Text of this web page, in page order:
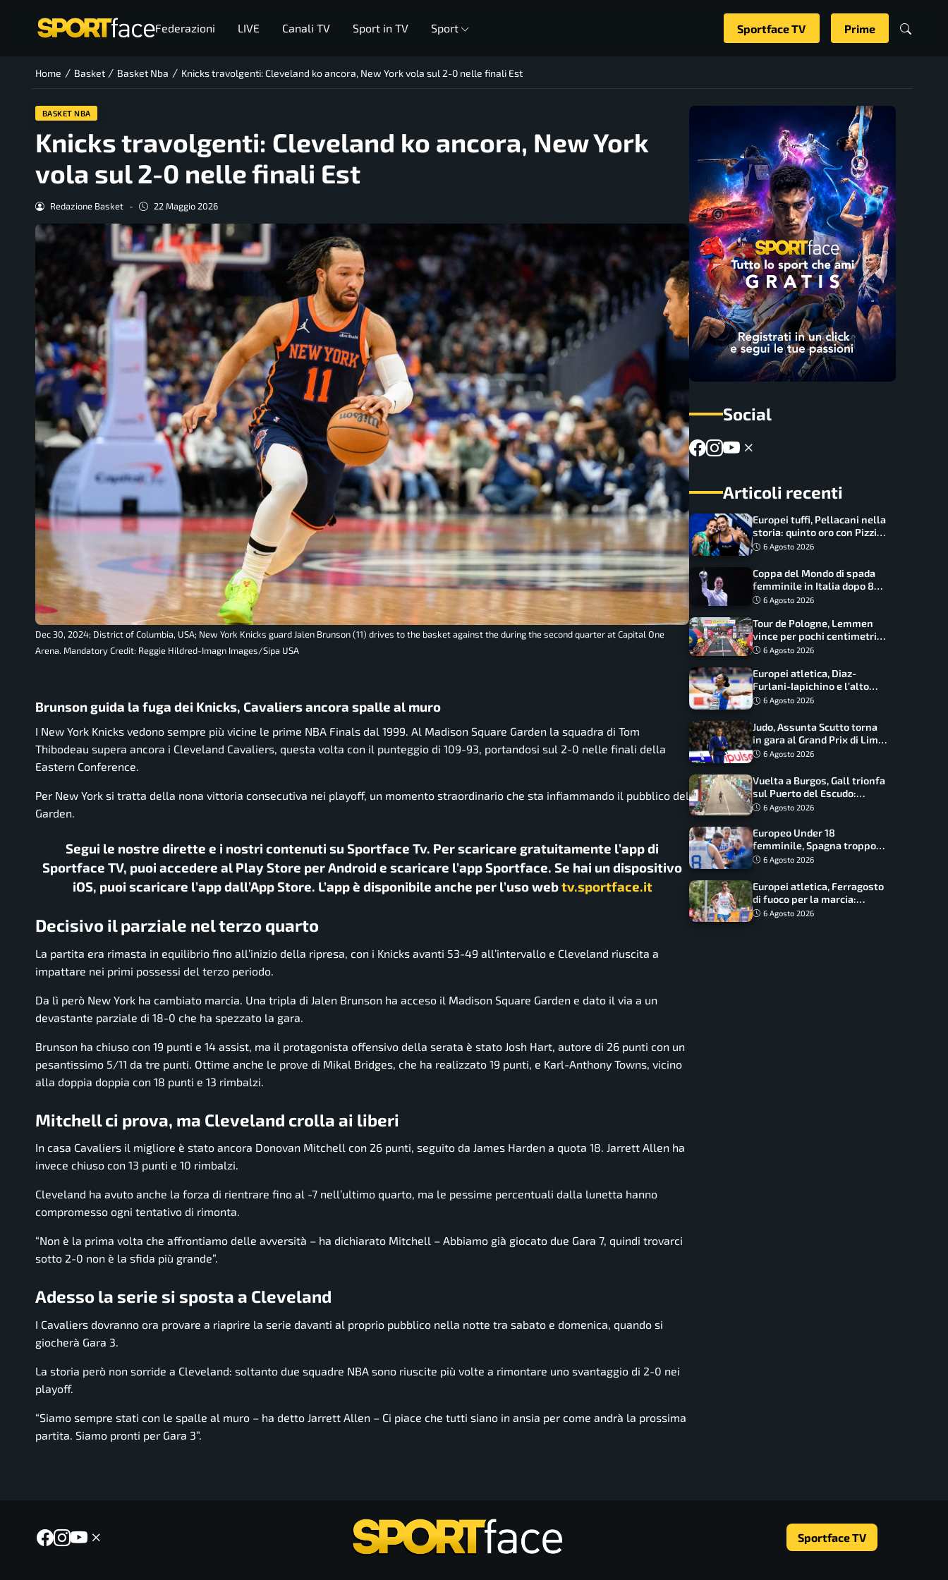
Federazioni LIVE Canali TV Sport in TV Sport Sportface TV Prime
Home / Basket / Basket Nba / Knicks travolgenti: Cleveland ko ancora, New York vola sul 2-0 nelle finali Est
BASKET NBA
Knicks travolgenti: Cleveland ko ancora, New York
vola sul 2-0 nelle finali Est
Redazione Basket - 22 Maggio 2026
Dec 30, 2024; District of Columbia, USA; New York Knicks guard Jalen Brunson (11) drives to the basket against the during the second quarter at Capital One
Arena. Mandatory Credit: Reggie Hildred-Imagn Images/Sipa USA
Brunson guida la fuga dei Knicks, Cavaliers ancora spalle al muro
I New York Knicks vedono sempre più vicine le prime NBA Finals dal 1999. Al Madison Square Garden la squadra di Tom
Thibodeau supera ancora i Cleveland Cavaliers, questa volta con il punteggio di 109-93, portandosi sul 2-0 nelle finali della
Eastern Conference.
Per New York si tratta della nona vittoria consecutiva nei playoff, un momento straordinario che sta infiammando il pubblico del
Garden.
Segui le nostre dirette e i nostri contenuti su Sportface Tv. Per scaricare gratuitamente l’app di
Sportface TV, puoi accedere al Play Store per Android e scaricare l’app Sportface. Se hai un dispositivo
iOS, puoi scaricare l’app dall’App Store. L’app è disponibile anche per l’uso webtv.sportface.it
Decisivo il parziale nel terzo quarto
La partita era rimasta in equilibrio fino all’inizio della ripresa, con i Knicks avanti 53-49 all’intervallo e Cleveland riuscita a
impattare nei primi possessi del terzo periodo.
Da lì però New York ha cambiato marcia. Una tripla di Jalen Brunson ha acceso il Madison Square Garden e dato il via a un
devastante parziale di 18-0 che ha spezzato la gara.
Brunson ha chiuso con 19 punti e 14 assist, ma il protagonista offensivo della serata è stato Josh Hart, autore di 26 punti con un
pesantissimo 5/11 da tre punti. Ottime anche le prove di Mikal Bridges, che ha realizzato 19 punti, e Karl-Anthony Towns, vicino
alla doppia doppia con 18 punti e 13 rimbalzi.
Mitchell ci prova, ma Cleveland crolla ai liberi
In casa Cavaliers il migliore è stato ancora Donovan Mitchell con 26 punti, seguito da James Harden a quota 18. Jarrett Allen ha
invece chiuso con 13 punti e 10 rimbalzi.
Cleveland ha avuto anche la forza di rientrare fino al -7 nell’ultimo quarto, ma le pessime percentuali dalla lunetta hanno
compromesso ogni tentativo di rimonta.
“Non è la prima volta che affrontiamo delle avversità – ha dichiarato Mitchell – Abbiamo già giocato due Gara 7, quindi trovarci
sotto 2-0 non è la sfida più grande”.
Adesso la serie si sposta a Cleveland
I Cavaliers dovranno ora provare a riaprire la serie davanti al proprio pubblico nella notte tra sabato e domenica, quando si
giocherà Gara 3.
La storia però non sorride a Cleveland: soltanto due squadre NBA sono riuscite più volte a rimontare uno svantaggio di 2-0 nei
playoff.
“Siamo sempre stati con le spalle al muro – ha detto Jarrett Allen – Ci piace che tutti siano in ansia per come andrà la prossima
partita. Siamo pronti per Gara 3”.
Social
Articoli recenti
Europei tuffi, Pellacani nella
storia: quinto oro con Pizzini
nel sincro da 3 metri
6 Agosto 2026
Coppa del Mondo di spada
femminile in Italia dopo 8
anni, Alberta Santuccio: “Il
frutti”
6 Agosto 2026
Tour de Pologne, Lemmen
vince per pochi centimetri
su Scaroni: maxi-caduta e
6 Agosto 2026
Europei atletica, Diaz-
Furlani-Iapichino e l’alto
azzurro: l’Italia sogna nei
6 Agosto 2026
Judo, Assunta Scutto torna
in gara al Grand Prix di Lima:
17 azzurri convocati
6 Agosto 2026
Vuelta a Burgos, Gall trionfa
sul Puerto del Escudo:
Ciccone secondo e nuova
6 Agosto 2026
Europeo Under 18
femminile, Spagna troppo
forte: Italia battuta 95-41,
6 Agosto 2026
Europei atletica, Ferragosto
di fuoco per la marcia:
Palmisano, Stano e
6 Agosto 2026
Sportface TV